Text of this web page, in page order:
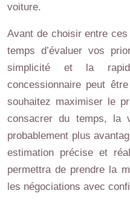
voiture.
Avant de choisir entre
temps d’évaluer vos
simplicité et la
concessionnaire peut
souhaitez maximiser le
consacrer du temps, la
probablement plus
estimation précise et
permettra de prendre la
les négociations avec